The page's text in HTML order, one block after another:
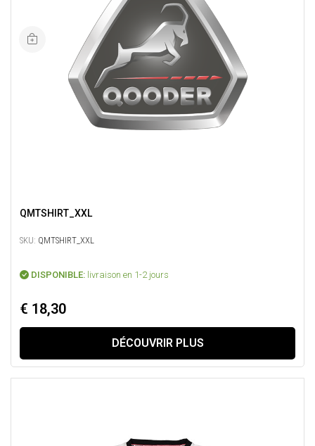
QMTSHIRT_XXL
SKU: QMTSHIRT_XXL
DISPONIBLE: livraison en 1-2 jours
€ 18,30
DÉCOUVRIR PLUS